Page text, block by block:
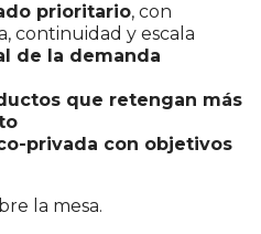
prioritario, con
continuidad y escala
de la demanda
que retengan más
privada con objetivos
la mesa.